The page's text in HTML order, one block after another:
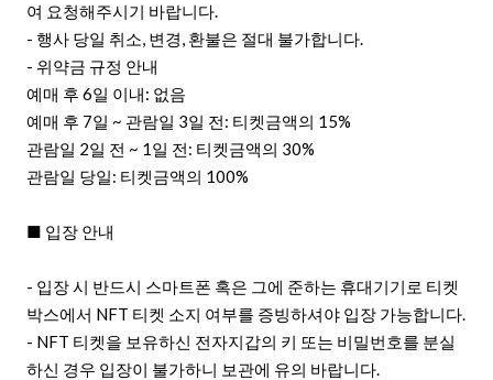
여 요청해주시기 바랍니다.
- 행사 당일 취소, 변경, 환불은 절대 불가합니다.
- 위약금 규정 안내
예매 후 6일 이내: 없음
예매 후 7일 ~ 관람일 3일 전: 티켓금액의 15%
관람일 2일 전 ~ 1일 전: 티켓금액의 30%
관람일 당일: 티켓금액의 100%
■ 입장 안내
- 입장 시 반드시 스마트폰 혹은 그에 준하는 휴대기기로 티켓
박스에서 NFT 티켓 소지 여부를 증빙하셔야 입장 가능합니다.
- NFT 티켓을 보유하신 전자지갑의 키 또는 비밀번호를 분실
하신 경우 입장이 불가하니 보관에 유의 바랍니다.